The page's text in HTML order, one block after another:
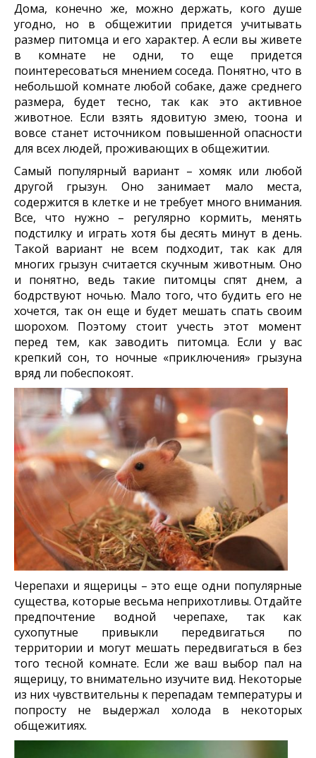
Дома, конечно же, можно держать, кого душе
угодно, но в общежитии придется учитывать
размер питомца и его характер. А если вы живете
в комнате не одни, то еще придется
поинтересоваться мнением соседа. Понятно, что в
небольшой комнате любой собаке, даже среднего
размера, будет тесно, так как это активное
животное. Если взять ядовитую змею, тоона и
вовсе станет источником повышенной опасности
для всех людей, проживающих в общежитии.
Самый популярный вариант – хомяк или любой
другой грызун. Оно занимает мало места,
содержится в клетке и не требует много внимания.
Все, что нужно – регулярно кормить, менять
подстилку и играть хотя бы десять минут в день.
Такой вариант не всем подходит, так как для
многих грызун считается скучным животным. Оно
и понятно, ведь такие питомцы спят днем, а
бодрствуют ночью. Мало того, что будить его не
хочется, так он еще и будет мешать спать своим
шорохом. Поэтому стоит учесть этот момент
перед тем, как заводить питомца. Если у вас
крепкий сон, то ночные «приключения» грызуна
вряд ли побеспокоят.
Черепахи и ящерицы – это еще одни популярные
существа, которые весьма неприхотливы. Отдайте
предпочтение водной черепахе, так как
сухопутные привыкли передвигаться по
территории и могут мешать передвигаться в без
того тесной комнате. Если же ваш выбор пал на
ящерицу, то внимательно изучите вид. Некоторые
из них чувствительны к перепадам температуры и
попросту не выдержал холода в некоторых
общежитиях.